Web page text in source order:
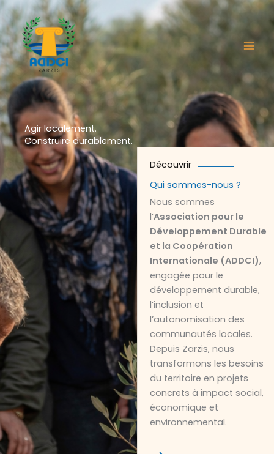
Aller
au
contenu
Agir localement.
Construire durablement.
Découvrir
Qui sommes-nous ?
Nous sommes
l’Association pour le
Développement Durable
et la Coopération
Internationale (ADDCI),
engagée pour le
développement durable,
l’inclusion et
l’autonomisation des
communautés locales.
Depuis Zarzis, nous
transformons les besoins
du territoire en projets
concrets à impact social,
économique et
environnemental.